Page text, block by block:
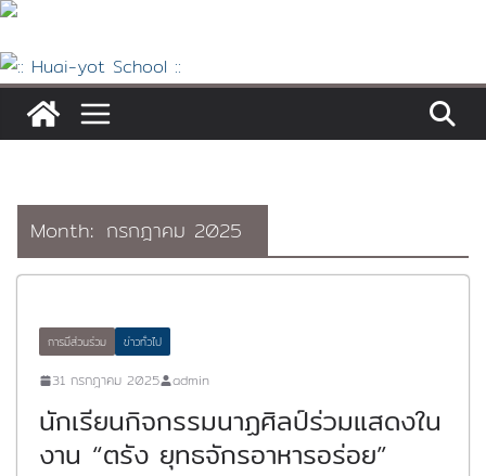
Skip
content
Month: กรกฎาคม 2025
การมีส่วนร่วม ข่าวทั่วไป
31 กรกฎาคม 2025 admin
นักเรียนกิจกรรมนาฏศิลป์ร่วมแสดงใน
งาน “ตรัง ยุทธจักรอาหารอร่อย”